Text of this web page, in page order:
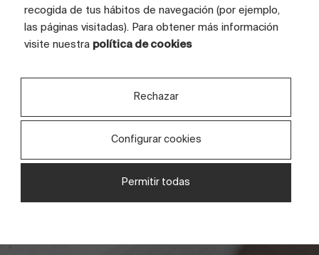
R+D+I
Innovation that
drives the future
recogida de tus hábitos de navegación (por ejemplo,
las páginas visitadas). Para obtener más información
visite nuestra política de cookies
Rechazar
Configurar cookies
Permitir todas